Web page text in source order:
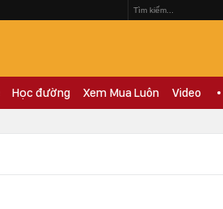
Học đường Xem Mua Luôn Video